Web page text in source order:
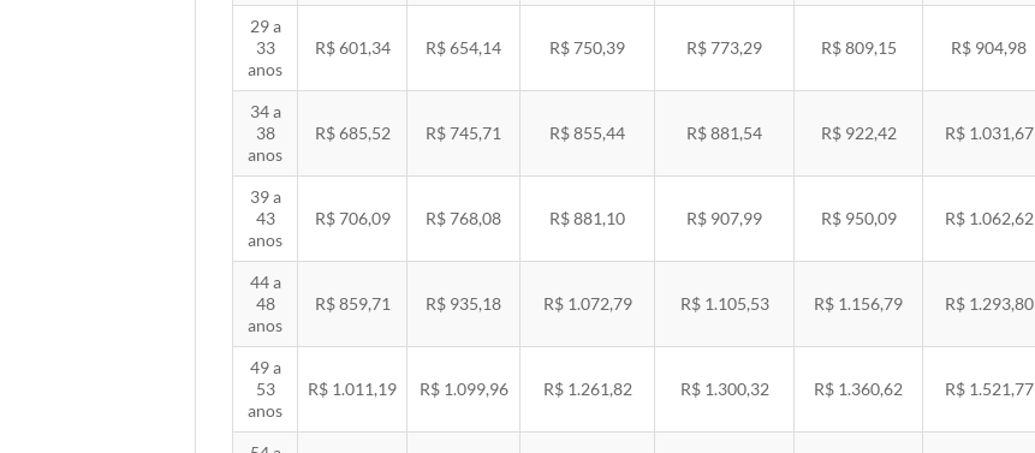
29 a
33
anos
R$ 601,34 R$ 654,14 R$ 750,39 R$ 773,29 R$ 809,15 R$ 904,98
34 a
38
anos
R$ 685,52 R$ 745,71 R$ 855,44 R$ 881,54 R$ 922,42 R$ 1.031,67
39 a
43
anos
R$ 706,09 R$ 768,08 R$ 881,10 R$ 907,99 R$ 950,09 R$ 1.062,62
44 a
48
anos
R$ 859,71 R$ 935,18 R$ 1.072,79 R$ 1.105,53 R$ 1.156,79 R$ 1.293,80
49 a
53
anos
R$ 1.011,19 R$ 1.099,96 R$ 1.261,82 R$ 1.300,32 R$ 1.360,62 R$ 1.521,77